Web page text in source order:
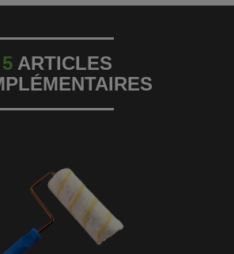
5ARTICLES